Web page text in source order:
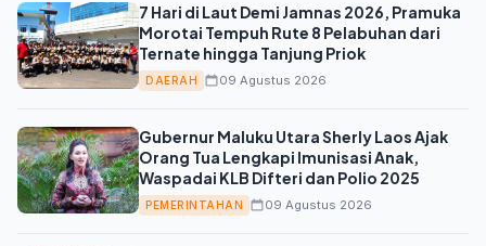
7 Hari di Laut Demi Jamnas 2026, Pramuka
Morotai Tempuh Rute 8 Pelabuhan dari
Ternate hingga Tanjung Priok
DAERAH 09 Agustus 2026
Gubernur Maluku Utara Sherly Laos Ajak
Orang Tua Lengkapi Imunisasi Anak,
Waspadai KLB Difteri dan Polio 2025
PEMERINTAHAN 09 Agustus 2026